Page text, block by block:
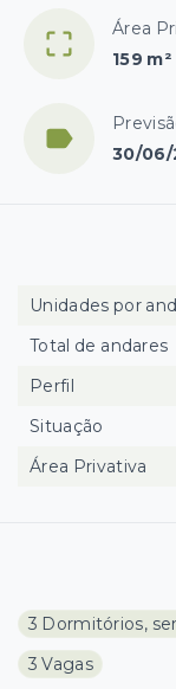
Área
159 m²
30/06/
3 Dormitórios,
3 Vagas
Unidades por
Total de andares
Perfil
Situação
Área Privativa